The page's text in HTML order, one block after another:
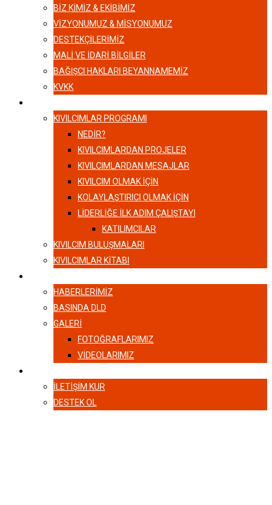
BIZ KIMIZ & EKIBIMIZ
VİZYONUMUZ & MİSYONUMUZ
DESTEKÇILERIMIZ
MALI VE İDARI BILGILER
BAĞIŞCI HAKLARI BEYANNAMEMIZ
KVKK
KIVILCIMLAR PROGRAMI
NEDİR?
KIVILCIMLARDAN PROJELER
KIVILCIMLARDAN MESAJLAR
KIVILCIM OLMAK İÇİN
KOLAYLAŞTIRICI OLMAK İÇİN
LIDERLIĞE İLK ADIM ÇALIŞTAYI
KATILIMCILAR
KIVILCIM BULUŞMALARI
KIVILCIMLAR KITABI
HABERLERIMIZ
BASINDA DLD
GALERI
FOTOĞRAFLARIMIZ
VIDEOLARIMIZ
İLETIŞIM KUR
DESTEK OL